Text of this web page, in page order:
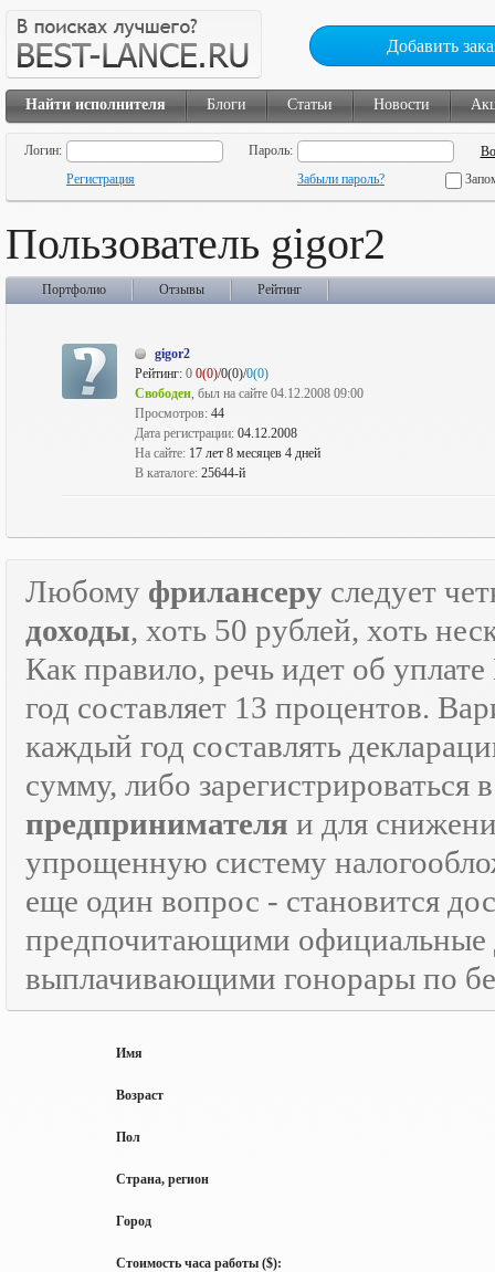
Добавить
Найти исполнителя Блоги Статьи Новости
Логин:
Пароль:
Регистрация
Забыли пароль?
Пользователь gigor2
Портфолио Отзывы Рейтинг
gigor2
Рейтинг: 0 0(0)/0(0)/0(0)
Свободен, был на сайте 04.12.2008 09:00
Просмотров: 44
Дата регистрации: 04.12.2008
На сайте: 17 лет 8 месяцев 4 дней
В каталоге: 25644-й
Любому фрилансеру следует
доходы, хоть 50 рублей, хоть
Как правило, речь идет об
год составляет 13 процентов.
каждый год составлять
сумму, либо зарегистрироваться
предпринимателя и для
упрощенную систему
еще один вопрос - становится
предпочитающими официальные
выплачивающими гонорары по
Имя
Возраст
Пол
Страна, регион
Город
Стоимость часа работы ($):